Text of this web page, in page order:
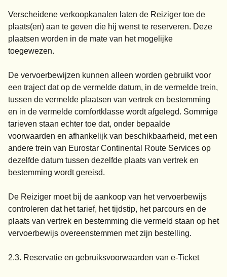
Verscheidene verkoopkanalen laten de Reiziger toe de
plaats(en) aan te geven die hij wenst te reserveren. Deze
plaatsen worden in de mate van het mogelijke
toegewezen.
De vervoerbewijzen kunnen alleen worden gebruikt voor
een traject dat op de vermelde datum, in de vermelde trein,
tussen de vermelde plaatsen van vertrek en bestemming
en in de vermelde comfortklasse wordt afgelegd. Sommige
tarieven staan echter toe dat, onder bepaalde
voorwaarden en afhankelijk van beschikbaarheid, met een
andere trein van Eurostar Continental Route Services op
dezelfde datum tussen dezelfde plaats van vertrek en
bestemming wordt gereisd.
De Reiziger moet bij de aankoop van het vervoerbewijs
controleren dat het tarief, het tijdstip, het parcours en de
plaats van vertrek en bestemming die vermeld staan op het
vervoerbewijs overeenstemmen met zijn bestelling.
2.3. Reservatie en gebruiksvoorwaarden van e-Ticket